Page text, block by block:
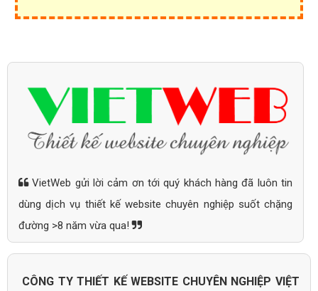
VietWeb gửi lời cảm ơn tới quý khách hàng đã luôn tin
dùng dịch vụ thiết kế website chuyên nghiệp suốt chặng
đường >8 năm vừa qua!
CÔNG TY THIẾT KẾ WEBSITE CHUYÊN NGHIỆP VIỆT